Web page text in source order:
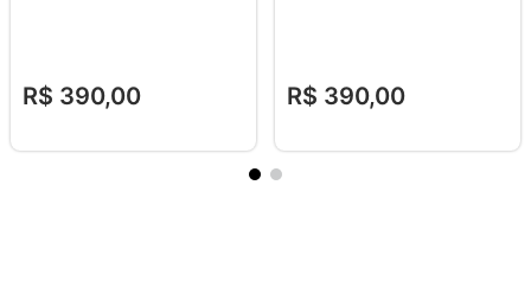
R$ 390,00 R$ 390,00